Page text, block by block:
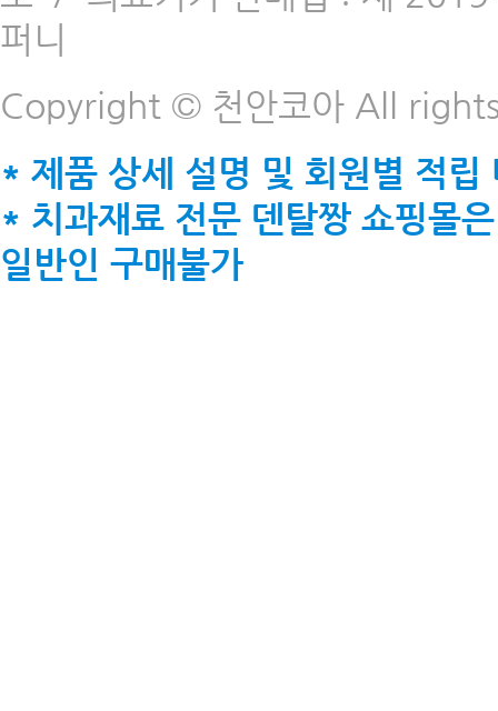
퍼니
Copyright © 천안코아 All
* 제품 상세 설명 및 회원별 적
* 치과재료 전문 덴탈짱 쇼핑몰
일반인 구매불가